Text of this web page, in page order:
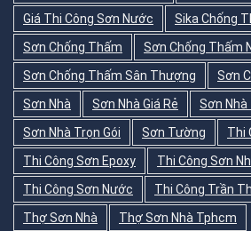
Giá Thi Công Sơn Nước
Sika Chống
Sơn Chống Thấm
Sơn Chống Thấm
Sơn Chống Thấm Sân Thượng
Sơn
Sơn Nhà
Sơn Nhà Giá Rẻ
Sơn
Sơn Nhà Trọn Gói
Sơn Tường
Thi
Thi Công Sơn Epoxy
Thi Công Sơn
Thi Công Sơn Nước
Thi Công Trần
Thợ Sơn Nhà
Thợ Sơn Nhà Tphcm